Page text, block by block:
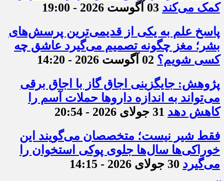
کمک می‌کند 03 آگوست 2026 - 19:00
پاسخ علم به یکی از قدیمی‌ترین پرسش‌های
بشر؛ مغز چگونه تصمیم می‌گیرد عاشق چه
کسی شویم؟ 02 آگوست 2026 - 14:20
پژوهش: جایگزینی اجاق گاز با اجاق برقی
می‌تواند به اندازه داروها حملات آسم را
کاهش دهد 31 جولای 2026 - 20:54
فقط شیر نیست؛ متخصصان می‌گویند این
خوراکی‌ها سال‌ها جلوی پوکی استخوان را
می‌گیرد 30 جولای 2026 - 14:15